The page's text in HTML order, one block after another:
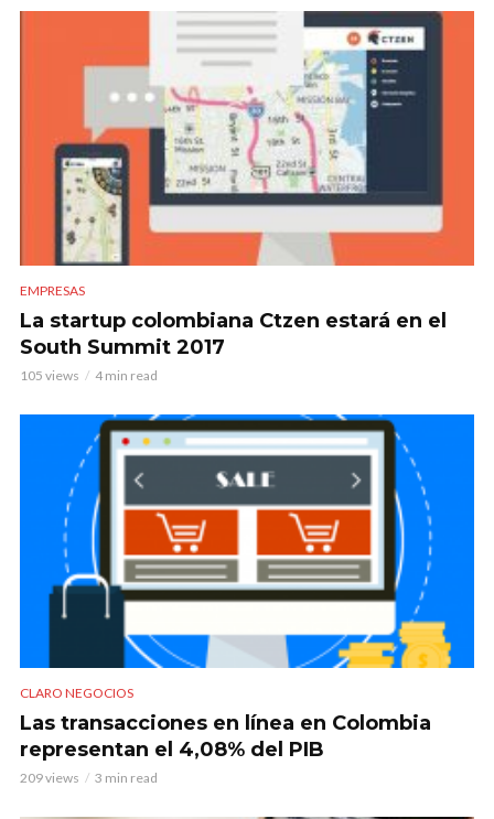
EMPRESAS
La startup colombiana Ctzen estará en el
South Summit 2017
105 views 4 min read
CLARO NEGOCIOS
Las transacciones en línea en Colombia
representan el 4,08% del PIB
209 views 3 min read